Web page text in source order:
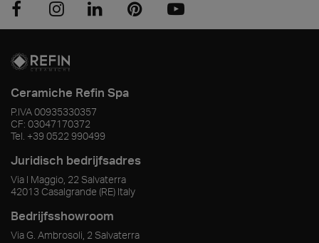
Ceramiche Refin Spa
P.IVA00935330357
CF: 03047170372
Tel. +39 0522 990499
Juridisch bedrijfsadres
Via I Maggio, 22 Salvaterra
42013 Casalgrande (RE) Italy
Bedrijfsshowroom
Via G. Ambrosoli, 2 Salvaterra